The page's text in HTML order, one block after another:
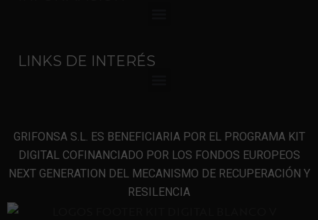
LINKS DE INTERÉS
GRIFONSA S.L. ES BENEFICIARIA POR EL PROGRAMA KIT
DIGITAL COFINANCIADO POR LOS FONDOS EUROPEOS
NEXT GENERATION DEL MECANISMO DE RECUPERACIÓN Y
RESILENCIA